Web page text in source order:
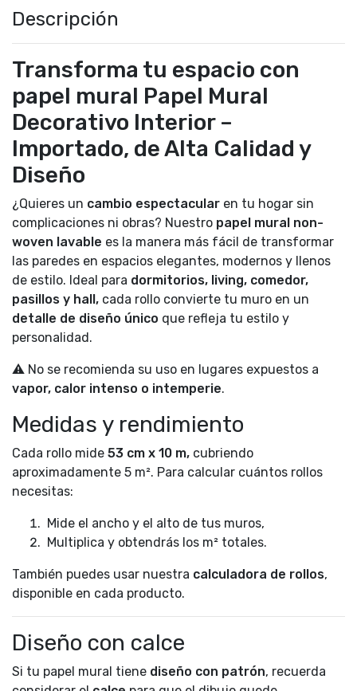
Descripción
Transforma tu espacio con
papel mural Papel Mural
Decorativo Interior –
Importado, de Alta Calidad y
Diseño
¿Quieres un cambio espectacular en tu hogar sin
complicaciones ni obras? Nuestro papel mural non-
woven lavable es la manera más fácil de transformar
las paredes en espacios elegantes, modernos y llenos
de estilo. Ideal para dormitorios, living, comedor,
pasillos y hall, cada rollo convierte tu muro en un
detalle de diseño único que refleja tu estilo y
personalidad.
⚠️ No se recomienda su uso en lugares expuestos a
vapor, calor intenso o intemperie.
Medidas y rendimiento
Cada rollo mide 53 cm x 10 m, cubriendo
aproximadamente 5 m². Para calcular cuántos rollos
necesitas:
Mide el ancho y el alto de tus muros,
Multiplica y obtendrás los m² totales.
También puedes usar nuestra calculadora de rollos,
disponible en cada producto.
Diseño con calce
Si tu papel mural tiene diseño con patrón, recuerda